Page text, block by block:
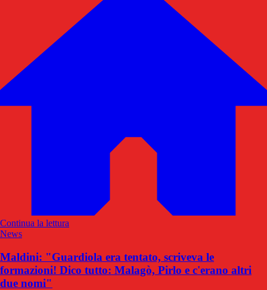
Continua la lettura
News
Maldini: "Guardiola era tentato, scriveva le
formazioni! Dico tutto: Malagò, Pirlo e c'erano altri
due nomi"